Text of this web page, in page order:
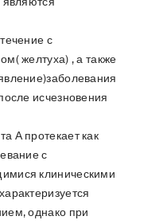
с
желтуха) , а также
исчезновения
А протекает как
с
клиническими
однако при